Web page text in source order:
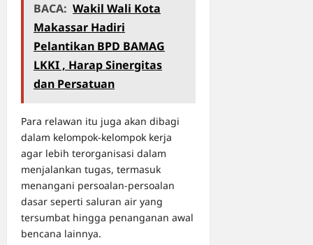
BACA: Wakil Wali Kota
Makassar Hadiri
Pelantikan BPD BAMAG
LKKI , Harap Sinergitas
dan Persatuan
Para relawan itu juga akan dibagi
dalam kelompok-kelompok kerja
agar lebih terorganisasi dalam
menjalankan tugas, termasuk
menangani persoalan-persoalan
dasar seperti saluran air yang
tersumbat hingga penanganan awal
bencana lainnya.